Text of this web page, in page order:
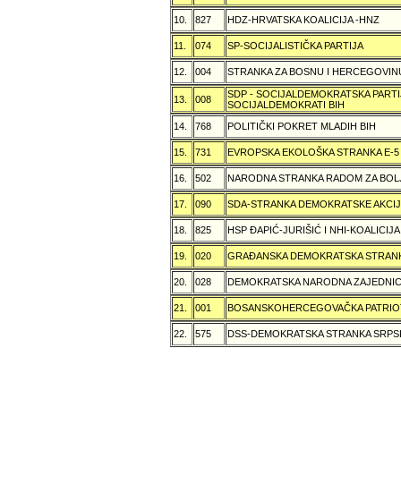
10. 827 HDZ-HRVATSKA KOALICIJA -HNZ
11. 074 SP-SOCIJALISTIČKA PARTIJA
12. 004 STRANKA ZA BOSNU I
13. 008
SDP - SOCIJALDEMOKRATSKA
SOCIJALDEMOKRATI BIH
14.
768 POLITIČKI POKRET MLADIH BIH
15. 731 EVROPSKA EKOLOŠKA STRANKA E-5
16. 502 NARODNA STRANKA RADOM ZA
17. 090 SDA-STRANKA DEMOKRATSKE
18. 825 HSP ÐAPIĆ-JURIŠIĆ I NHI-
19. 020 GRAÐANSKA DEMOKRATSKA
20. 028 DEMOKRATSKA NARODNA
21. 001 BOSANSKOHERCEGOVAČKA
22. 575 DSS-DEMOKRATSKA STRANKA